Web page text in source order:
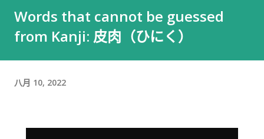
工作人员确认后，很快帮我打开了大门。 进入办公室 进入办公室
后，我向工作人员简单打了招呼： お世話になっております。 随
后便开始办理资料交接。 整个过程没有想象中的复杂，也没有长
给工作人员，返还手续就结束了。 实际上并不是。 工作人员告诉
的。 这一点如果第一次办理，很容易忽略。 领取新的入札仕様書
Words that cannot be guessed
from Kanji: 皮肉（ひにく）
八月 10, 2022